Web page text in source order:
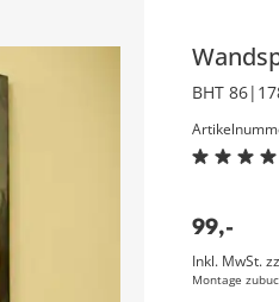
BHT
99,-
Inkl. MwSt.
Montage